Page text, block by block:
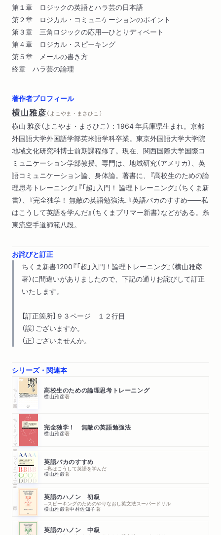
第１章 ロジックの英語とハラ芸の日本語
第２章 ロジカル・コミュニケーションのポイント
第３章 三角ロジックの応用―ひとりディベート
第４章 ロジカル・スピーキング
第５章 メールの書き方
終章 ハラ芸の論理
著作者プロフィール
横山雅彦（ よこやま・まさひこ ）
横山 雅彦（よこやま・まさひこ）：1964 年兵庫県生まれ。京都
外国語大学外国語学部英米語学科卒業。東京外国語大学大学院
地域文化研究科博士前期課程修了。現在、関西国際大学国際コ
ミュニケーション学部教授。専門は、地域研究（アメリカ）、英
語コミュニケーション論、身体論。著書に、『高校生のための論
理思考トレーニング』『「超」入門！ 論理トレーニング』（ちくま新
書）、『完全独学！ 無敵の英語勉強法』『英語バカのすすめ――私
はこうして英語を学んだ』（ちくまプリマー新書）などがある。糸
東流空手道師範八段。
お詫びと訂正
ちくま新書1200『「超」入門！論理トレーニング』（横山雅彦
著）に間違いがありましたので、下記の通りお詫びして訂正
いたします。
【訂正箇所】９３ページ １２行目
（誤）ございますか。
（正）ございませんか。
シリーズ・関連本
ちくま新書 高校生のための論理思考トレーニング
横山雅彦著
ちくまプリマー新書 完全独学！ 無敵の英語勉強法
横山雅彦著
ちくまプリマー新書 英語バカのすすめ
─私はこうして英語を学んだ
横山雅彦著
英語のハノン 初級
─スピーキングのためのやりなおし英文法スーパードリル
横山雅彦著中村佐知子著
英語のハノン 中級